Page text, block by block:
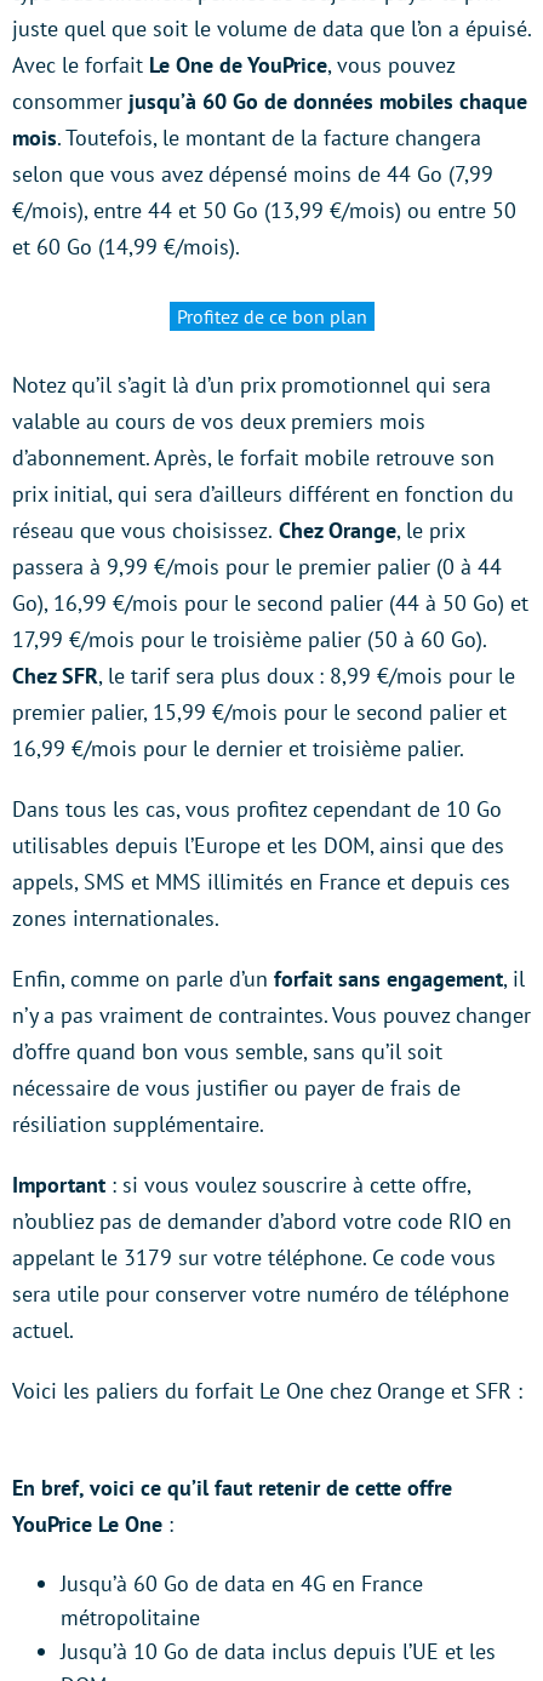
juste quel que soit le volume de data que l’on a épuisé.
Avec le forfait Le One de YouPrice, vous pouvez
consommer jusqu’à 60 Go de données mobiles chaque
mois. Toutefois, le montant de la facture changera
selon que vous avez dépensé moins de 44 Go (7,99
€/mois), entre 44 et 50 Go (13,99 €/mois) ou entre 50
et 60 Go (14,99 €/mois).
Profitez de ce bon plan
Notez qu’il s’agit là d’un prix promotionnel qui sera
valable au cours de vos deux premiers mois
d’abonnement. Après, le forfait mobile retrouve son
prix initial, qui sera d’ailleurs différent en fonction du
réseau que vous choisissez. Chez Orange, le prix
passera à 9,99 €/mois pour le premier palier (0 à 44
Go), 16,99 €/mois pour le second palier (44 à 50 Go) et
17,99 €/mois pour le troisième palier (50 à 60 Go).
Chez SFR, le tarif sera plus doux : 8,99 €/mois pour le
premier palier, 15,99 €/mois pour le second palier et
16,99 €/mois pour le dernier et troisième palier.
Dans tous les cas, vous profitez cependant de 10 Go
utilisables depuis l’Europe et les DOM, ainsi que des
appels, SMS et MMS illimités en France et depuis ces
zones internationales.
Enfin, comme on parle d’un forfait sans engagement, il
n’y a pas vraiment de contraintes. Vous pouvez changer
d’offre quand bon vous semble, sans qu’il soit
nécessaire de vous justifier ou payer de frais de
résiliation supplémentaire.
Important : si vous voulez souscrire à cette offre,
n’oubliez pas de demander d’abord votre code RIO en
appelant le 3179 sur votre téléphone. Ce code vous
sera utile pour conserver votre numéro de téléphone
actuel.
Voici les paliers du forfait Le One chez Orange et SFR :
En bref, voici ce qu’il faut retenir de cette offre
YouPrice Le One :
Jusqu’à 60 Go de data en 4G en France
métropolitaine
Jusqu’à 10 Go de data inclus depuis l’UE et les